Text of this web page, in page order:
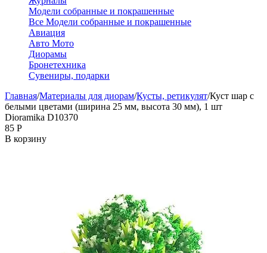
Модели собранные и покрашенные
Все Модели собранные и покрашенные
Авиация
Авто Мото
Диорамы
Бронетехника
Сувениры, подарки
Главная/Материалы для диорам/Кусты, ретикулят/Куст шар с
белыми цветами (ширина 25 мм, высота 30 мм), 1 шт
Dioramika D10370
‍85‍ Р
В корзину